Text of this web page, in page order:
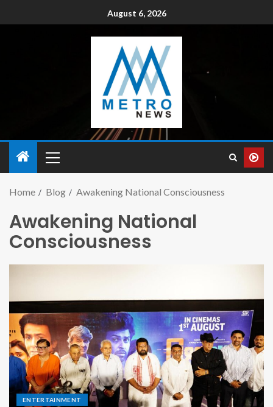
August 6, 2026
Home Blog Awakening National Consciousness
Awakening National
Consciousness
ENTERTAINMENT